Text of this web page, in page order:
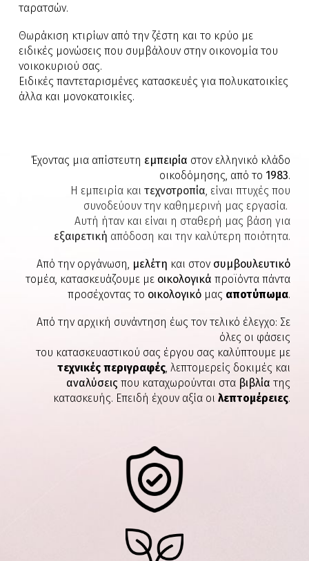
ταρατσών.
Θωράκιση κτιρίων από την ζέστη και το κρύο με
ειδικές μονώσεις που συμβάλουν στην οικονομία του
νοικοκυριού σας.
Ειδικές παντεταρισμένες κατασκευές για πολυκατοικίες
άλλα και μονοκατοικίες.
Έχοντας μια απίστευτη εμπειρία στον ελληνικό κλάδο
οικοδόμησης, από το 1983.
Η εμπειρία και τεχνοτροπία, είναι πτυχές που
συνοδεύουν την καθημερινή μας εργασία.
Αυτή ήταν και είναι η σταθερή μας βάση για
εξαιρετική απόδοση και την καλύτερη ποιότητα.
Από την οργάνωση, μελέτη και στον συμβουλευτικό
τομέα, κατασκευάζουμε με οικολογικά προϊόντα πάντα
προσέχοντας το οικολογικό μας αποτύπωμα.
Από την αρχική συνάντηση έως τον τελικό έλεγχο: Σε
όλες οι φάσεις
του κατασκευαστικού σας έργου σας καλύπτουμε με
τεχνικές περιγραφές, λεπτομερείς δοκιμές και
αναλύσεις που καταχωρούνται στα βιβλία της
κατασκευής. Επειδή έχουν αξία οι λεπτομέρειες.